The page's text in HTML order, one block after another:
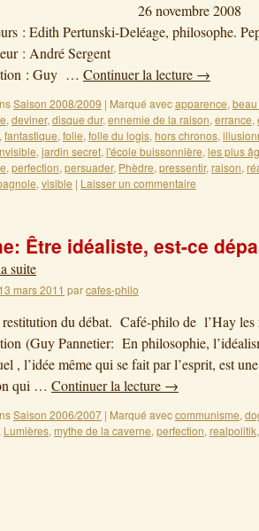
: Edith Pertunski-Deléage, philosophe.
: André Sergent
: Guy … Continuer la lecture →
Saison 2008/2009 | Marqué avecapparence,
, deviner, disque dur, ennemie de la raison, errance,
, fantastique, folie, folle du logis, hors chronos,
, jardin secret, l'école buissonnière, les plus
, perfection, persuader, Phèdre, pressentir, raison,
, visible | Laisser un commentaire
Être idéaliste, est-ce
suite
13 mars 2011 parcafes-philo
restitution du débat. Café-philo de l’Hay les
(Guy Pannetier: En philosophie,
, l’idée même qui se fait par l’esprit, est
qui … Continuer la lecture →
Saison 2006/2007 | Marqué aveccommunisme,
Lumières, mythe de la caverne, perfection, realpolitik,